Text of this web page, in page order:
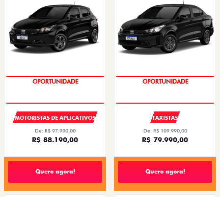
OPORTUNIDADE
MOTORISTAS DE APLICATIVOS
De: R$ 97.990,00
R$ 88.190,00
Quero agora!
OPORTUNIDADE
TAXISTAS
De: R$ 109.990,00
R$ 79.990,00
Quero agora!